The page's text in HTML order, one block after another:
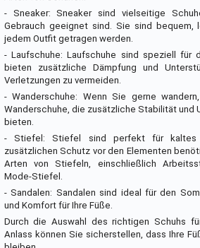
- Sneaker: Sneaker sind vielseitige
Gebrauch geeignet sind. Sie sind
jedem Outfit getragen werden.
- Laufschuhe: Laufschuhe sind speziell für
bieten zusätzliche Dämpfung und
Verletzungen zu vermeiden.
- Wanderschuhe: Wenn Sie gerne
Wanderschuhe, die zusätzliche Stabilität und
bieten.
- Stiefel: Stiefel sind perfekt für
zusätzlichen Schutz vor den Elementen
Arten von Stiefeln, einschließlich
Mode-Stiefel.
- Sandalen: Sandalen sind ideal für den
und Komfort für Ihre Füße.
Durch die Auswahl des richtigen Schuhs
Anlass können Sie sicherstellen, dass Ihre